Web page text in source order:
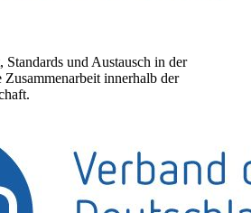
und Austausch in der
innerhalb der